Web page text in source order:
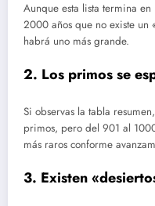
Aunque esta lista termina
2000 años que no existe
habrá uno más grande.
2. Los primos se
Si observas la tabla
primos, pero del 901 al
más raros conforme
3. Existen